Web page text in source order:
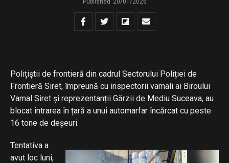
Polițiștii de frontieră din cadrul Sectorului Poliției de
Frontieră Siret, împreună cu inspectorii vamali ai Biroului
Vamal Siret și reprezentanții Gărzii de Mediu Suceava, au
blocat intrarea în țară a unui automarfar încărcat cu peste
16 tone de deșeuri.
Tentativa a
avut loc luni,